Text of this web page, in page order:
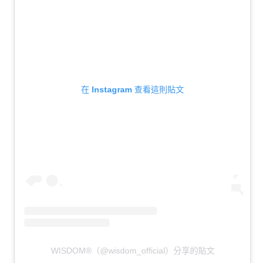
在 Instagram 查看這則貼文
WISDOM®（@wisdom_official）分享的貼文